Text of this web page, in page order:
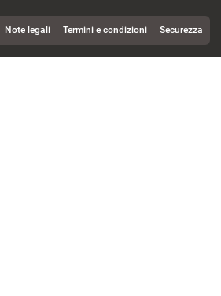
Note legali Termini e condizioni Securezza